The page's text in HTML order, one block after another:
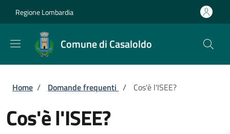
Regione Lombardia
Comune di Casaloldo
Briciole di pane
Home / Domande frequenti / Cos'è l'ISEE?
Cos'è l'ISEE?